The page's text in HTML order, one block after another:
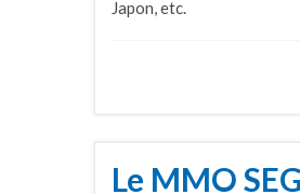
Japon, etc.
Le MMO